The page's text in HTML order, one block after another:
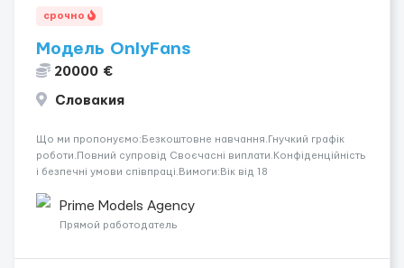
срочно
Модель OnlyFans
20000 €
Словакия
Що ми пропонуємо:Безкоштовне навчання.Гнучкий графік
роботи.Повний супровід Своєчасні виплати.Конфіденційність
і безпечні умови співпраці.Вимоги:Вік від 18
розвиватися.Досвід не обов’язковий.Якщо вас зацікавила
вакансія — залишайте відгук, і ми зв’яжемося ...
Prime Models Agency
Прямой работодатель